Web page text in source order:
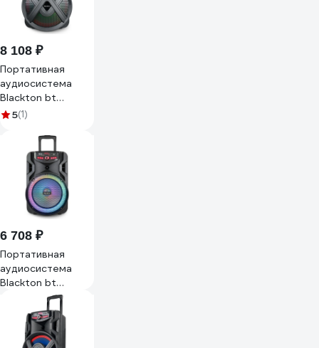
8 108 ₽
Портативная
аудиосистема
Blackton bt
pbs2114 черная
5(1)
6 708 ₽
Портативная
аудиосистема
Blackton bt
pbs2113 черная
86196942